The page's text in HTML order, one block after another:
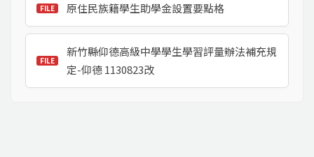
原住民族籍學生助學金設置要點格
新竹縣仰德高級中學學生學習評量辦法補充規
定-仰德 1130823改